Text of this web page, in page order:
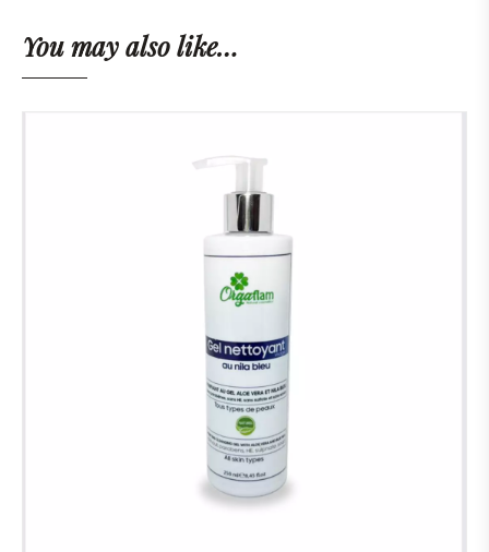
You may also like…